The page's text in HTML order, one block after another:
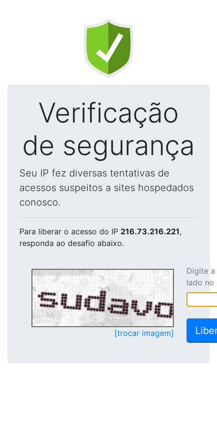
Verificação
de segurança
Seu IP fez diversas tentativas de
acessos suspeitos a sites hospedados
conosco.
Para liberar o acesso do IP 216.73.216.221,
responda ao desafio abaixo.
[trocar imagem]
Digite
lado no